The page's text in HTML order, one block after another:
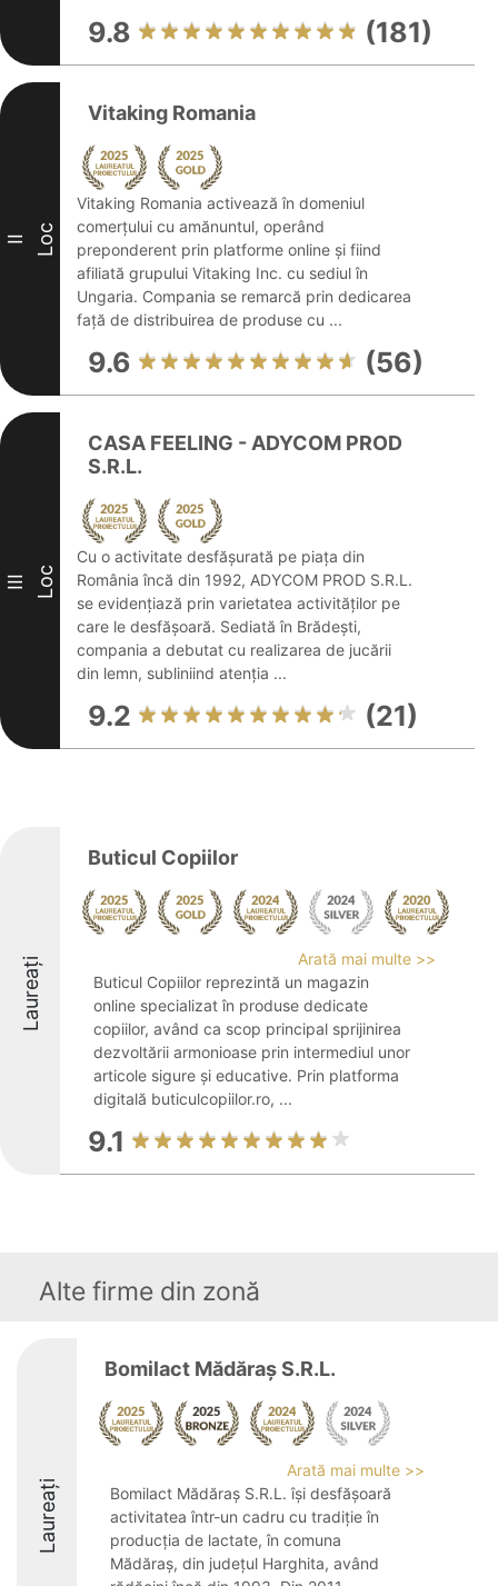
9.8 (181)
II Loc
Vitaking Romania
Vitaking Romania activează în domeniul
comerțului cu amănuntul, operând
preponderent prin platforme online și fiind
afiliată grupului Vitaking Inc. cu sediul în
Ungaria. Compania se remarcă prin dedicarea
față de distribuirea de produse cu ...
9.6 (56)
III Loc
CASA FEELING - ADYCOM PROD
S.R.L.
Cu o activitate desfășurată pe piața din
România încă din 1992, ADYCOM PROD S.R.L.
se evidențiază prin varietatea activităților pe
care le desfășoară. Sediată în Brădești,
compania a debutat cu realizarea de jucării
din lemn, subliniind atenția ...
9.2 (21)
Laureați
Buticul Copiilor
Arată mai multe >>
Buticul Copiilor reprezintă un magazin
online specializat în produse dedicate
copiilor, având ca scop principal sprijinirea
dezvoltării armonioase prin intermediul unor
articole sigure și educative. Prin platforma
digitală buticulcopiilor.ro, ...
9.1
Alte firme din zonă
Laureați
Bomilact Mădăraş S.R.L.
Arată mai multe >>
Bomilact Mădăraș S.R.L. își desfășoară
activitatea într-un cadru cu tradiție în
producția de lactate, în comuna
Mădăraș, din județul Harghita, având